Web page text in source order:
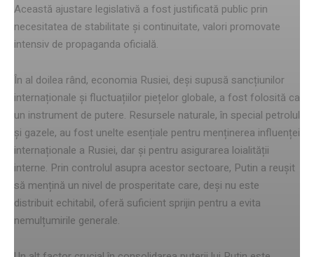
Această ajustare legislativă a fost justificată public prin
necesitatea de stabilitate și continuitate, valori promovate
intensiv de propaganda oficială.
În al doilea rând, economia Rusiei, deși supusă sancțiunilor
internaționale și fluctuațiilor piețelor globale, a fost folosită ca
un instrument de putere. Resursele naturale, în special petrolul
și gazele, au fost unelte esențiale pentru menținerea influenței
internaționale a Rusiei, dar și pentru asigurarea loialității
interne. Prin controlul asupra acestor sectoare, Putin a reușit
să mențină un nivel de prosperitate care, deși nu este
distribuit echitabil, oferă suficient sprijin pentru a evita
nemulțumirile generale.